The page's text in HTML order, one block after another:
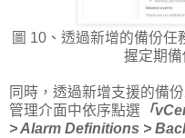
圖 10、透過新增的備份
握定期
同時，透過新增支援的備
管理介面中依序點選 「
> Alarm Definitions >